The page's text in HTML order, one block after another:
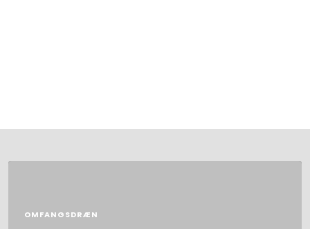
OMFANGSDRÆN